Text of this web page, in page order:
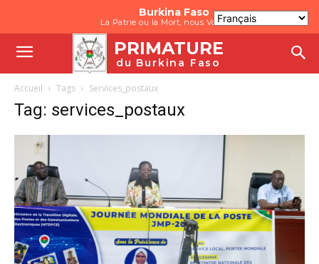
Burkina Faso
La Patrie ou la Mort, nous Vaincrons
PRIMATURE
du Burkina Faso
Accueil Tags Services_postaux
Tag: services_postaux